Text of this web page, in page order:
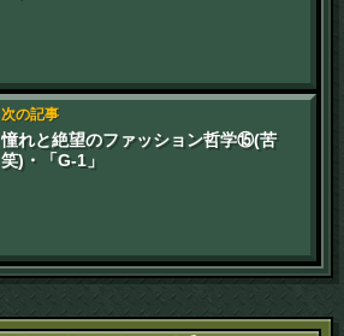
次の記事
憧れと絶望のファッション哲学⑮(苦
笑)・「G-1」